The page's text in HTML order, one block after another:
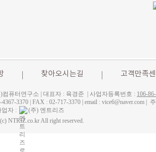
찾아오시는길 고객만족
컴퓨터연구소 | 대표자 : 육경준 | 사업자등록번호 : 106-
4367-3370 | FAX : 02-717-3370 | email :
업자 :
(주) 엔트리즈
NTRIZ.co.kr All right reserved.